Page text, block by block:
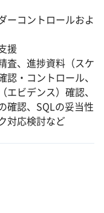
ーコントロールおよ
援
査、進捗資料（スケ
認・コントロール、
エビデンス）確認、
確認、SQLの妥当性
対応検討など